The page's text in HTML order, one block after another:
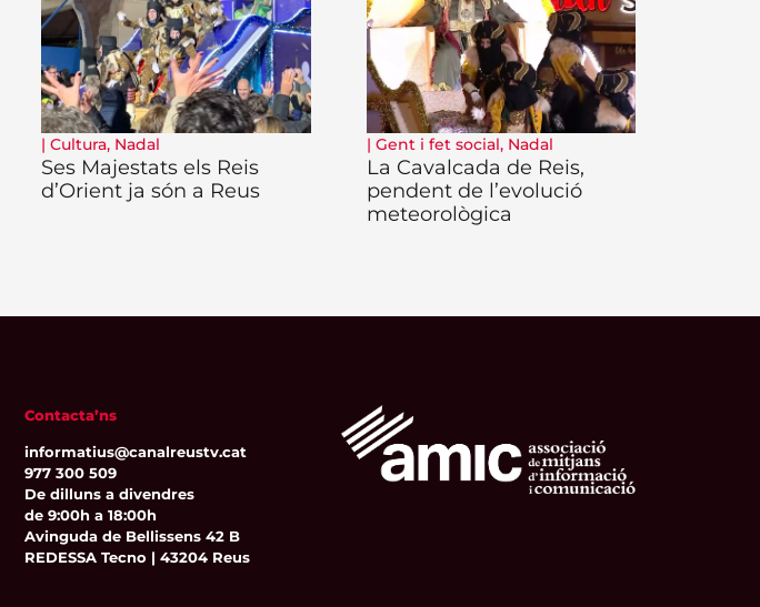
| Cultura, Nadal
Ses Majestats els Reis
d’Orient ja són a Reus
| Gent i fet social, Nadal
La Cavalcada de Reis,
pendent de l’evolució
meteorològica
Contacta’ns
informatius@canalreustv.cat
977 300 509
De dilluns a divendres
de 9:00h a 18:00h
Avinguda de Bellissens 42 B
REDESSA Tecno | 43204 Reus